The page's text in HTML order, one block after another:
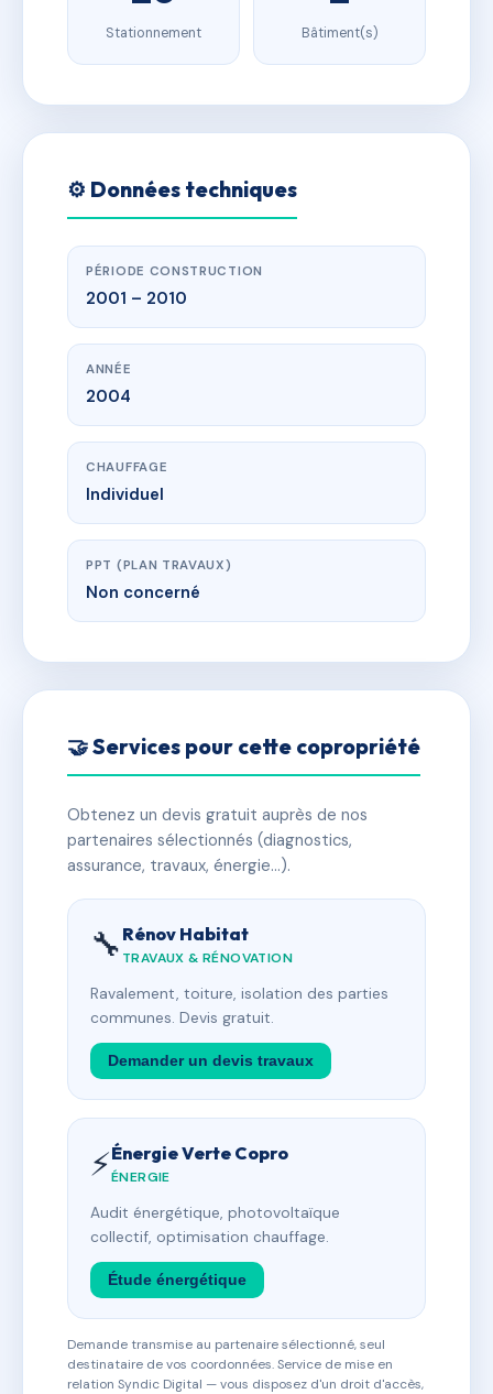
Stationnement Bâtiment(s)
⚙️ Données techniques
PÉRIODE CONSTRUCTION
2001 – 2010
ANNÉE
2004
CHAUFFAGE
Individuel
PPT (PLAN TRAVAUX)
Non concerné
🤝 Services pour cette copropriété
Obtenez un devis gratuit auprès de nos
partenaires sélectionnés (diagnostics,
assurance, travaux, énergie…).
🔧 Rénov Habitat
TRAVAUX & RÉNOVATION
Ravalement, toiture, isolation des parties
communes. Devis gratuit.
Demander un devis travaux
⚡Énergie Verte Copro
ÉNERGIE
Audit énergétique, photovoltaïque
collectif, optimisation chauffage.
Étude énergétique
Demande transmise au partenaire sélectionné, seul
destinataire de vos coordonnées. Service de mise en
relation Syndic Digital — vous disposez d'un droit d'accès,